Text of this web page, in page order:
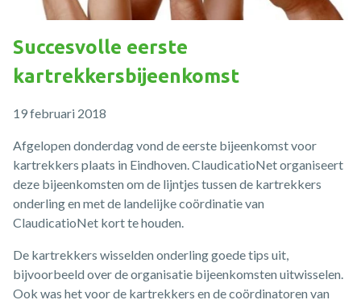
Succesvolle eerste
kartrekkersbijeenkomst
19 februari 2018
Afgelopen donderdag vond de eerste bijeenkomst voor
kartrekkers plaats in Eindhoven. ClaudicatioNet organiseert
deze bijeenkomsten om de lijntjes tussen de kartrekkers
onderling en met de landelijke coördinatie van
ClaudicatioNet kort te houden.
De kartrekkers wisselden onderling goede tips uit,
bijvoorbeeld over de organisatie bijeenkomsten uitwisselen.
Ook was het voor de kartrekkers en de coördinatoren van